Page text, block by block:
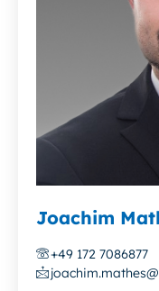
Joachim
+49 172 7086877